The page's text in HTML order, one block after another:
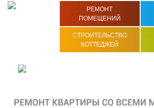
РЕМОНТ
ПОМЕЩЕНИЙ
СТРОИТЕЛЬСТВО
КОТТЕДЖЕЙ